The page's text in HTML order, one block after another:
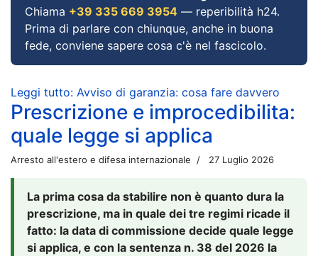
Chiama +39 335 669 3954 — reperibilità h24.
Prima di parlare con chiunque, anche in buona
fede, conviene sapere cosa c'è nel fascicolo.
Leggi tutto: Avviso di garanzia: cosa fare davvero
Prescrizione e improcedibilita:
quale legge si applica
Arresto all'estero e difesa internazionale 27 Luglio 2026
La prima cosa da stabilire non è quanto dura la
prescrizione, ma in quale dei tre regimi ricade il
fatto: la data di commissione decide quale legge
si applica, e con la sentenza n. 38 del 2026 la